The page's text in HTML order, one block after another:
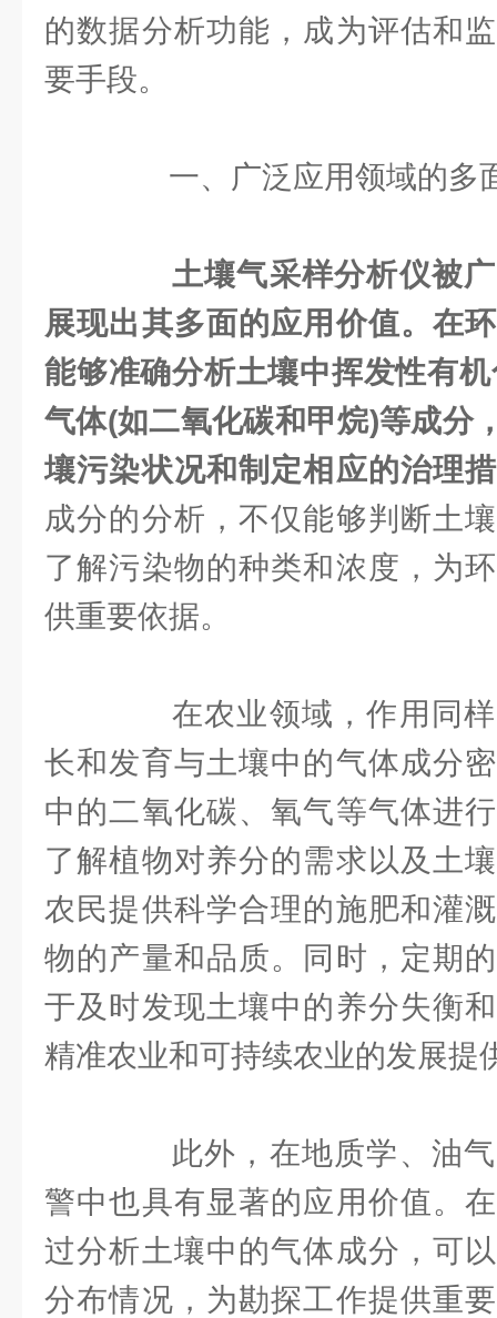
的数据分析功能，成为评估和
要手段。
一、广泛应用领域的多
土壤气采样分析仪被
展现出其多面的应用价值。在
能够准确分析土壤中挥发性有
气体(如二氧化碳和甲烷)等成分
壤污染状况和制定相应的治理
成分的分析，不仅能够判断土
了解污染物的种类和浓度，为
供重要依据。
在农业领域，作用同样
长和发育与土壤中的气体成分
中的二氧化碳、氧气等气体进
了解植物对养分的需求以及土
农民提供科学合理的施肥和灌
物的产量和品质。同时，定期
于及时发现土壤中的养分失衡
精准农业和可持续农业的发展提
此外，在地质学、油气
警中也具有显著的应用价值。
过分析土壤中的气体成分，可
分布情况，为勘探工作提供重